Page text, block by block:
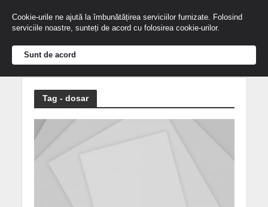
Tag - dosar
Cookie-urile ne ajută la îmbunătățirea serviciilor furnizate. Folosind
serviciile noastre, sunteți de acord cu folosirea cookie-urilor.
Sunt de acord